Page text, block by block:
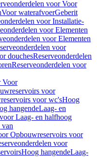
voor Voor
Voor waterafvoerGeberit
voor Installatie-
voor Elementen
voor Elementen
voor
douchesReserveonderdelen
Reserveonderdelen voor
Voor
voor
voor wc'sHoog
hangendeLaag- en
Laag- en halfhoog
Opbouwreservoirs voor
voor
Hoog hangendeLaag-